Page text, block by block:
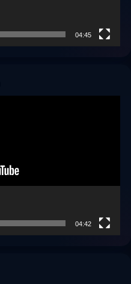
04:45
04:42